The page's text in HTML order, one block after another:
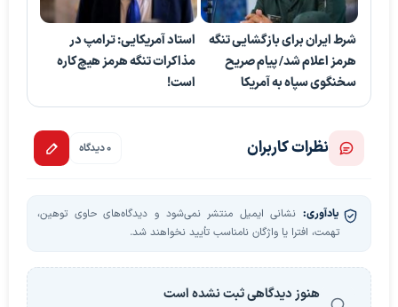
شرط ایران برای بازگشایی تنگه
هرمز اعلام شد/ پیام صریح
سخنگوی سپاه به آمریکا
استاد آمریکایی: ترامپ در
مذاکرات تنگه هرمز هیچ‌کاره
است!
نظرات کاربران 0 دیدگاه
یادآوری: نشانی ایمیل منتشر نمی‌شود و دیدگاه‌های حاوی توهین،
تهمت، افترا یا واژگان نامناسب تأیید نخواهند شد.
هنوز دیدگاهی ثبت نشده است